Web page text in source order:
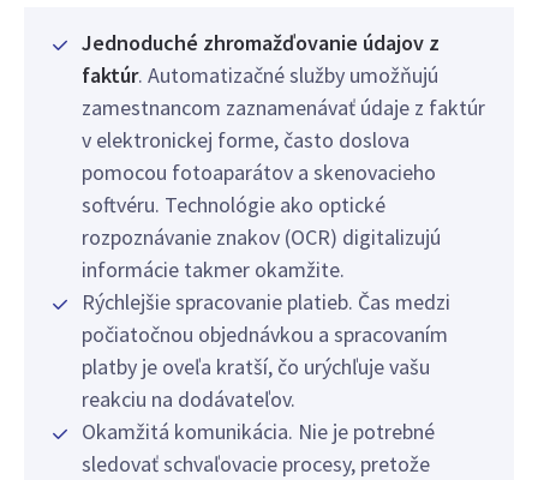
Jednoduché zhromažďovanie údajov z
faktúr. Automatizačné služby umožňujú
zamestnancom zaznamenávať údaje z faktúr
v elektronickej forme, často doslova
pomocou fotoaparátov a skenovacieho
softvéru. Technológie ako optické
rozpoznávanie znakov (OCR) digitalizujú
informácie takmer okamžite.
Rýchlejšie spracovanie platieb. Čas medzi
počiatočnou objednávkou a spracovaním
platby je oveľa kratší, čo urýchľuje vašu
reakciu na dodávateľov.
Okamžitá komunikácia. Nie je potrebné
sledovať schvaľovacie procesy, pretože